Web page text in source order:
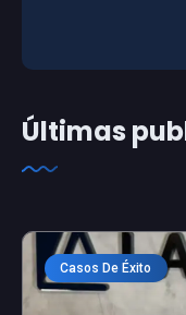
Últimas
Casos De Éxito